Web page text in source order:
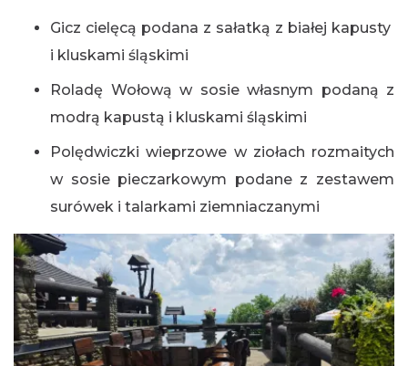
Gicz cielęcą podana z sałatką z białej kapusty
i kluskami śląskimi
Roladę Wołową w sosie własnym podaną z
modrą kapustą i kluskami śląskimi
Polędwiczki wieprzowe w ziołach rozmaitych
w sosie pieczarkowym podane z zestawem
surówek i talarkami ziemniaczanymi